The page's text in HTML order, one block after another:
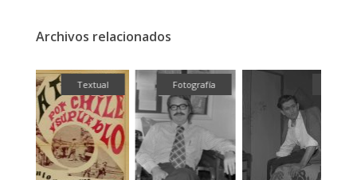
Archivos relacionados
Fotografía